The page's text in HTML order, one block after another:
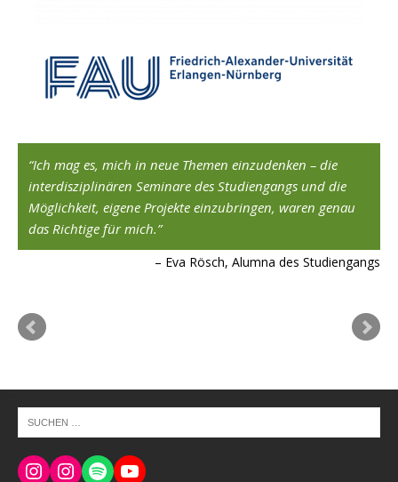
Ich mag es, mich in neue Themen einzudenken – die
interdisziplinären Seminare des Studiengangs und die
Möglichkeit, eigene Projekte einzubringen, waren genau
das Richtige für mich.
Eva Rösch, Alumna des Studiengangs